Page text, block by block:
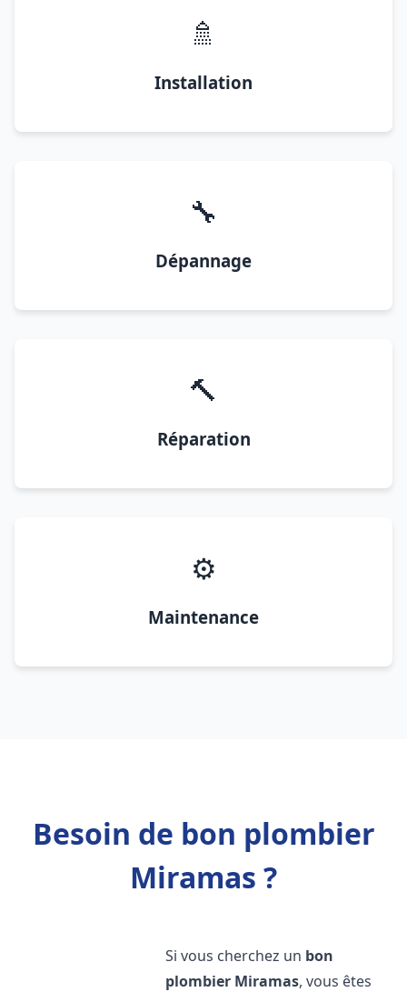
🚿
Installation
🔧
Dépannage
🔨
Réparation
⚙️
Maintenance
Besoin de bon plombier
Miramas ?
Si vous cherchez un bon
plombier Miramas, vous êtes